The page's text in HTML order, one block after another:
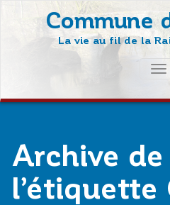
Commune
La vie au fil de la
Archive de
l’étiquette